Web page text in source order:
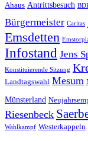
Ahaus Antrittsbesuch
Bürgermeister Caritas
Emsdetten
Infostand Jens
Konstituierende Sitzung
Landtagswahl Mesum
Münsterland
Riesenbeck
Wahlkampf Westerkappeln